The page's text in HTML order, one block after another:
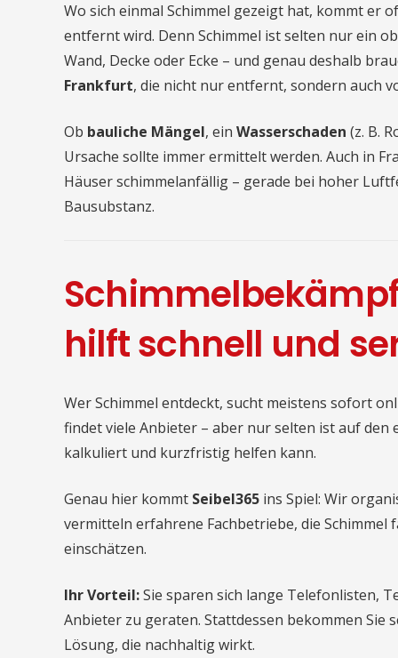
Wo sich einmal Schimmel gezeigt hat, kommt er
entfernt wird. Denn Schimmel ist selten nur ein
Wand, Decke oder Ecke – und genau deshalb
Frankfurt, die nicht nur entfernt, sondern auch
Ob bauliche Mängel, ein Wasserschaden (z. B.
Ursache sollte immer ermittelt werden. Auch in
Häuser schimmelanfällig – gerade bei hoher
Bausubstanz.
hilft schnell und
Wer Schimmel entdeckt, sucht meistens sofort
findet viele Anbieter – aber nur selten ist auf
kalkuliert und kurzfristig helfen kann.
Genau hier kommt Seibel365 ins Spiel: Wir
vermitteln erfahrene Fachbetriebe, die
einschätzen.
Ihr Vorteil:Sie sparen sich lange Telefonlisten,
Anbieter zu geraten. Stattdessen bekommen Sie
Lösung, die nachhaltig wirkt.